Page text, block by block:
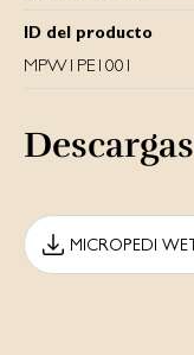
ID del producto
MPW1PE1001
Descargas
MICROPEDI